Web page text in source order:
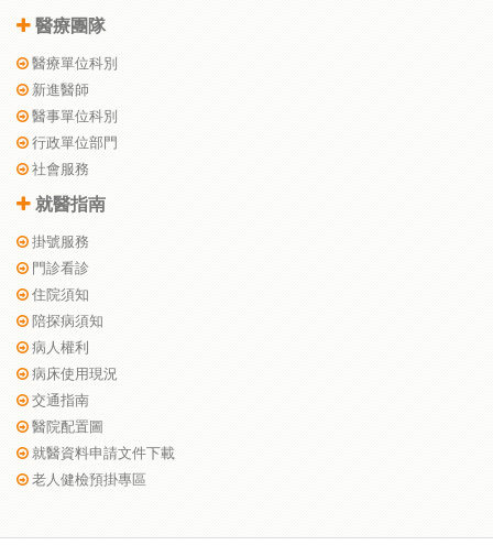
醫療團隊
醫療單位科別
新進醫師
醫事單位科別
行政單位部門
社會服務
就醫指南
掛號服務
門診看診
住院須知
陪探病須知
病人權利
病床使用現況
交通指南
醫院配置圖
就醫資料申請文件下載
老人健檢預掛專區